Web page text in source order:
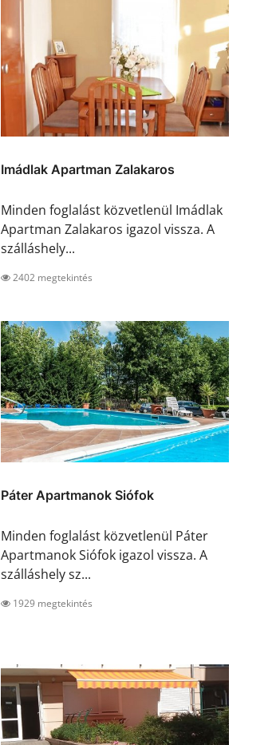
Imádlak Apartman Zalakaros
Minden foglalást közvetlenül Imádlak
Apartman Zalakaros igazol vissza. A
szálláshely...
2402 megtekintés
Páter Apartmanok Siófok
Minden foglalást közvetlenül Páter
Apartmanok Siófok igazol vissza. A
szálláshely sz...
1929 megtekintés